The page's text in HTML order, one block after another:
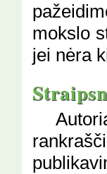
mokslo
jei nėra